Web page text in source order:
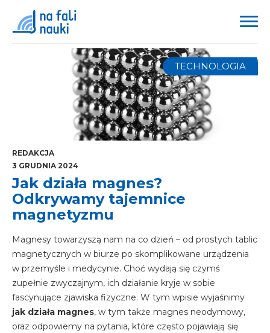
TECHNOLOGIA
REDAKCJA
3 GRUDNIA 2024
Jak działa magnes?
Odkrywamy tajemnice
magnetyzmu
Magnesy towarzyszą nam na co dzień – od prostych tablic
magnetycznych w biurze po skomplikowane urządzenia
w przemyśle i medycynie. Choć wydają się czymś
zupełnie zwyczajnym, ich działanie kryje w sobie
fascynujące zjawiska fizyczne. W tym wpisie wyjaśnimy
jak działa magnes, w tym także magnes neodymowy,
oraz odpowiemy na pytania, które często pojawiają się